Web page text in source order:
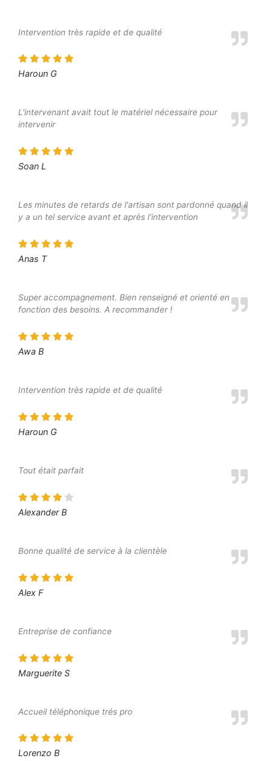
Intervention très rapide et de qualité
Haroun G
L'intervenant avait tout le matériel nécessaire pour
intervenir
Soan L
Les minutes de retards de l'artisan sont pardonné quand il
y a un tel service avant et après l'intervention
Anas T
Super accompagnement. Bien renseigné et orienté en
fonction des besoins. A recommander !
Awa B
Intervention très rapide et de qualité
Haroun G
Tout était parfait
Alexander B
Bonne qualité de service à la clientèle
Alex F
Entreprise de confiance
Marguerite S
Accueil téléphonique trés pro
Lorenzo B